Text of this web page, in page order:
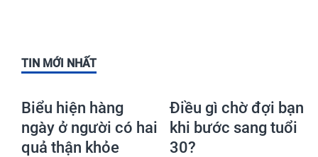
TIN MỚI NHẤT
Biểu hiện hàng
ngày ở người có hai
quả thận khỏe
Điều gì chờ đợi bạn
khi bước sang tuổi
30?